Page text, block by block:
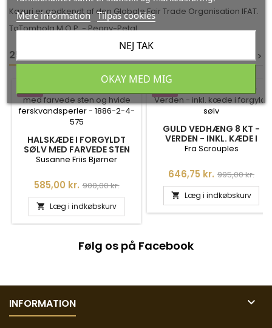
Kazuri er godkendt af den Globale Fair Trade Organisation IFAT.
ToTombola M.O.P. - Peony-Petal
25 ANDRE VARER I DEN SAMME KATEGORI: > >
<<
HALSKÆDE I FORGYLDT
SØLV MED FARVEDE STEN
OG HVIDE
2-45-575
Susanne Friis Bjørner
Pris
585,00 kr. Normalpris
900,00 kr.
 Læg i indkøbskurv
GULD VEDHÆNG 8 KT -
VERDEN - INKL. KÆDE I
FORGYLDT SØLV - 211023
Fra Scrouples
Pris
646,75 kr. Normalpris
995,00 kr.
 Læg i indkøbskurv
Følg os på Facebook
INFORMATION 
Mere information Tilpas cookies
NEJ TAK
OKAY MED MIG